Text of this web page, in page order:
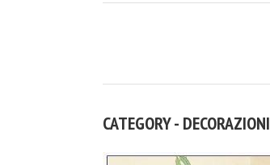
CATEGORY - DECORAZIONI